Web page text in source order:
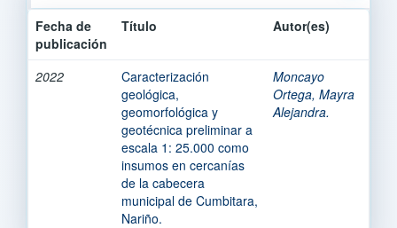
Fecha de
publicación
Título Autor(es)
2022
Caracterización
geológica,
geomorfológica y
geotécnica preliminar a
escala 1: 25.000 como
insumos en cercanías
de la cabecera
municipal de Cumbitara,
Nariño.
Moncayo
Ortega, Mayra
Alejandra.